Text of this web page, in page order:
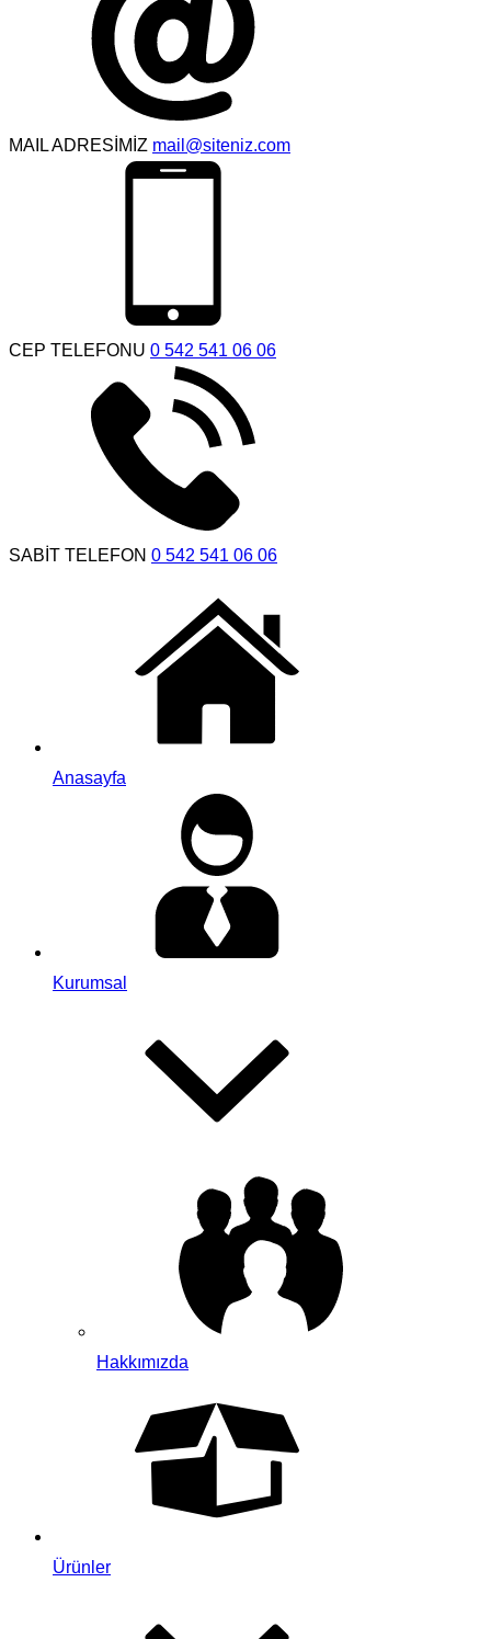
MAIL ADRESİMİZ mail@siteniz.com
CEP TELEFONU 0 542 541 06 06
SABİT TELEFON 0 542 541 06 06
Anasayfa
Kurumsal
Hakkımızda
Ürünler